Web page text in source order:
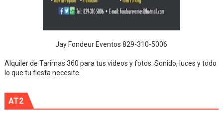
Jay Fondeur Eventos 829-310-5006
Alquiler de Tarimas 360 para tus videos y fotos. Sonido, luces y todo
lo que tu fiesta necesite.
AT2